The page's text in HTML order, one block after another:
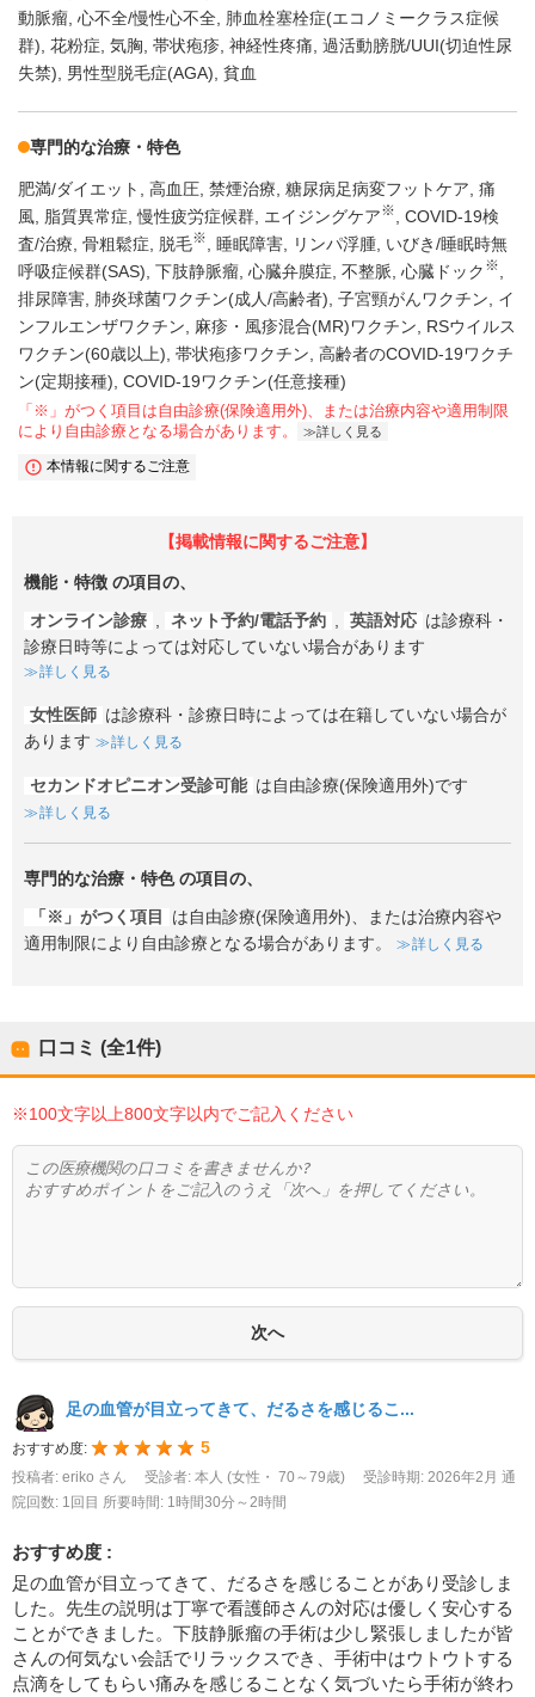
動脈瘤 心不全/慢性心不全 肺血栓塞栓症(エコノミークラス症候
群) 花粉症 気胸 帯状疱疹 神経性疼痛 過活動膀胱/UUI(切迫性尿
失禁)
男性型脱毛症(AGA) 貧血
専門的な治療・特色
肥満/ダイエット 高血圧 禁煙治療 糖尿病足病変フットケア 痛
風 脂質異常症 慢性疲労症候群 エイジングケア※
COVID-19検
査/治療 骨粗鬆症 脱毛※ 睡眠障害 リンパ浮腫 いびき/睡眠時無
呼吸症候群(SAS) 下肢静脈瘤 心臓弁膜症 不整脈 心臓ドック ※
排尿障害 肺炎球菌ワクチン(成人/高齢者) 子宮頸がんワクチン
イ
ンフルエンザワクチン
麻疹・風疹混合(MR)ワクチン
RSウイルス
ワクチン(60歳以上) 帯状疱疹ワクチン 高齢者のCOVID-19ワクチ
ン(定期接種) COVID-19ワクチン(任意接種)
「※」がつく項目は自由診療(保険適用外)、または治療内容や適用制限
により自由診療となる場合があります。
詳しく見る
本情報に関するご注意
【掲載情報に関するご注意】
機能・特徴 の項目の、
オンライン診療 , ネット予約/電話予約 , 英語対応 は診療科・
診療日時等によっては対応していない場合があります
詳しく見る
女性医師 は診療科・診療日時によっては在籍していない場合が
あります
詳しく見る
セカンドオピニオン受診可能 は自由診療(保険適用外)です
詳しく見る
専門的な治療・特色の項目の、
「※」がつく項目
は自由診療(保険適用外)、または治療内容や
適用制限により自由診療となる場合があります。
詳しく見る
口コミ (全1件)
※100文字以上800文字以内でご記入ください
足の血管が目立ってきて、だるさを感じるこ...
おすすめ度: 5
投稿者: eriko さん 受診者: 本人 (女性・ 70～79歳) 受診時期: 2026年2月 通
院回数: 1回目
所要時間: 1時間30分～2時間
おすすめ度 :
足の血管が目立ってきて、だるさを感じることがあり受診しま
した。先生の説明は丁寧で看護師さんの対応は優しく安心する
ことができました。下肢静脈瘤の手術は少し緊張しましたが皆
さんの何気ない会話でリラックスでき、手術中はウトウトする
点滴をしてもらい痛みを感じることなく気づいたら手術が終わ